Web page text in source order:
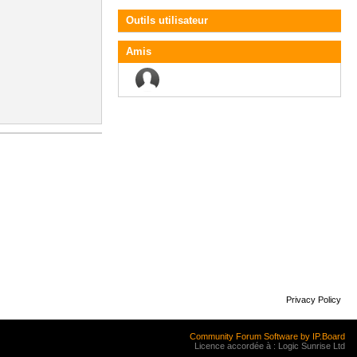
Outils utilisateur
Amis
Privacy Policy
Community Forum Software by IP.Board
Licence accordée à : Logic Sunrise Ltd